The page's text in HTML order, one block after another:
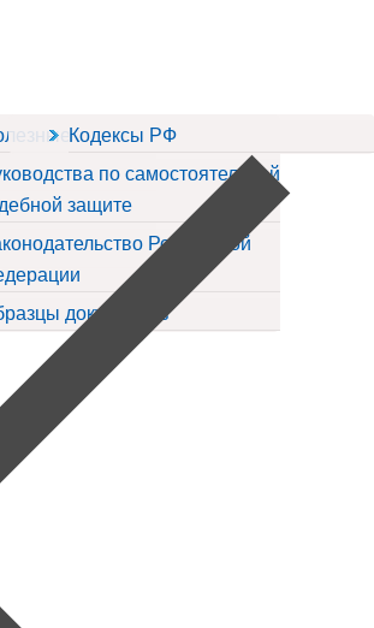
статьи
по самостоятельной
защите
Российской
Кодексы РФ
документов